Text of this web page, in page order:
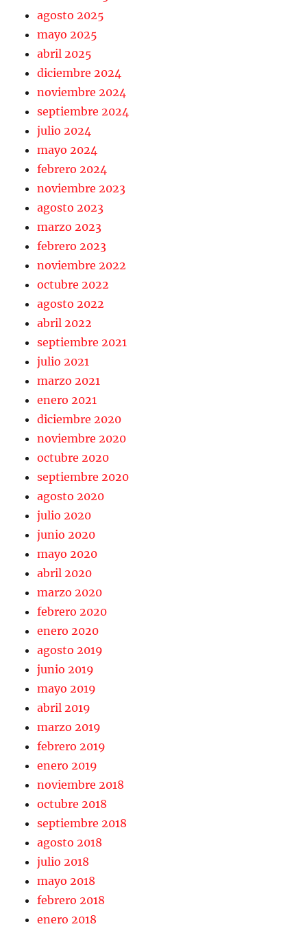
agosto 2025
mayo 2025
abril 2025
diciembre 2024
noviembre 2024
septiembre 2024
julio 2024
mayo 2024
febrero 2024
noviembre 2023
agosto 2023
marzo 2023
febrero 2023
noviembre 2022
octubre 2022
agosto 2022
abril 2022
septiembre 2021
julio 2021
marzo 2021
enero 2021
diciembre 2020
noviembre 2020
octubre 2020
septiembre 2020
agosto 2020
julio 2020
junio 2020
mayo 2020
abril 2020
marzo 2020
febrero 2020
enero 2020
agosto 2019
junio 2019
mayo 2019
abril 2019
marzo 2019
febrero 2019
enero 2019
noviembre 2018
octubre 2018
septiembre 2018
agosto 2018
julio 2018
mayo 2018
febrero 2018
enero 2018